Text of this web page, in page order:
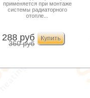
применяется при монтаже
системы радиаторного
отопле...
288 руб
360 руб